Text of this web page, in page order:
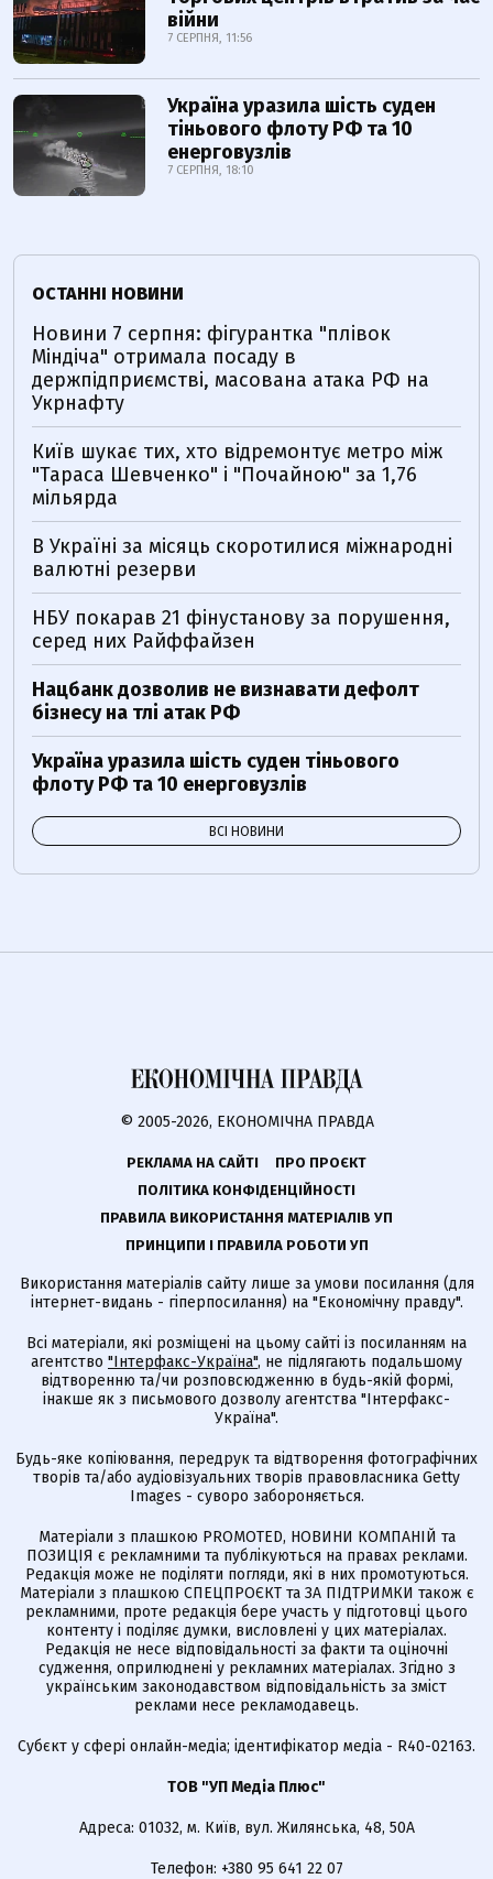
війни
7 СЕРПНЯ, 11:56
Україна уразила шість суден
тіньового флоту РФ та 10
енерговузлів
7 СЕРПНЯ, 18:10
ОСТАННІ НОВИНИ
Новини 7 серпня: фігурантка "плівок
Міндіча" отримала посаду в
держпідприємстві, масована атака РФ на
Укрнафту
Київ шукає тих, хто відремонтує метро між
"Тараса Шевченко" і "Почайною" за 1,76
мільярда
В Україні за місяць скоротилися міжнародні
валютні резерви
НБУ покарав 21 фінустанову за порушення,
серед них Райффайзен
Нацбанк дозволив не визнавати дефолт
бізнесу на тлі атак РФ
Україна уразила шість суден тіньового
флоту РФ та 10 енерговузлів
ВСІ НОВИНИ
© 2005-2026, ЕКОНОМІЧНА ПРАВДА
РЕКЛАМА НА САЙТІ
ПРО ПРОЄКТ
ПОЛІТИКА КОНФІДЕНЦІЙНОСТІ
ПРАВИЛА ВИКОРИСТАННЯ МАТЕРІАЛІВ УП
ПРИНЦИПИ І ПРАВИЛА РОБОТИ УП
Використання матеріалів сайту лише за умови посилання (для
інтернет-видань - гіперпосилання) на "Економічну правду".
Всі матеріали, які розміщені на цьому сайті із посиланням на
агентство "Інтерфакс-Україна", не підлягають подальшому
відтворенню та/чи розповсюдженню в будь-якій формі,
інакше як з письмового дозволу агентства "Інтерфакс-
Україна".
Будь-яке копіювання, передрук та відтворення фотографічних
творів та/або аудіовізуальних творів правовласника Getty
Images - суворо забороняється.
Матеріали з плашкою PROMOTED, НОВИНИ КОМПАНІЙ та
ПОЗИЦІЯ є рекламними та публікуються на правах реклами.
Редакція може не поділяти погляди, які в них промотуються.
Матеріали з плашкою СПЕЦПРОЄКТ та ЗА ПІДТРИМКИ також є
рекламними, проте редакція бере участь у підготовці цього
контенту і поділяє думки, висловлені у цих матеріалах.
Редакція не несе відповідальності за факти та оціночні
судження, оприлюднені у рекламних матеріалах. Згідно з
українським законодавством відповідальність за зміст
реклами несе рекламодавець.
Cубєкт у сфері онлайн-медіа; ідентифікатор медіа - R40-02163.
ТОВ "УП Медіа Плюс"
Адреса: 01032, м. Київ, вул. Жилянська, 48, 50А
Телефон: +380 95 641 22 07